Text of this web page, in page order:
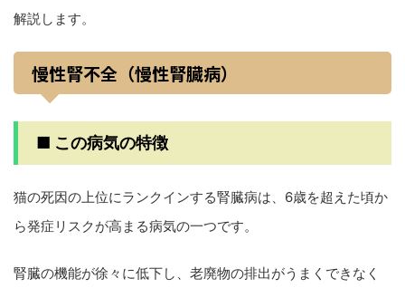
解説します。
慢性腎不全（慢性腎臓病）
■ この病気の特徴
猫の死因の上位にランクインする腎臓病は、6歳を超えた頃か
ら発症リスクが高まる病気の一つです。
腎臓の機能が徐々に低下し、老廃物の排出がうまくできなく